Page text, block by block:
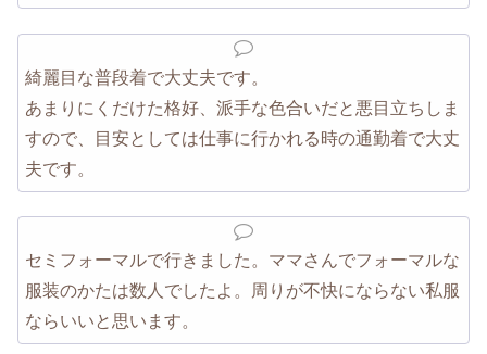
綺麗目な普段着で大丈夫です。
あまりにくだけた格好、派手な色合いだと悪目立ちしま
すので、目安としては仕事に行かれる時の通勤着で大丈
夫です。
セミフォーマルで行きました。ママさんでフォーマルな
服装のかたは数人でしたよ。周りが不快にならない私服
ならいいと思います。